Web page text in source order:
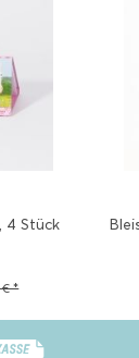
4 Stück
*